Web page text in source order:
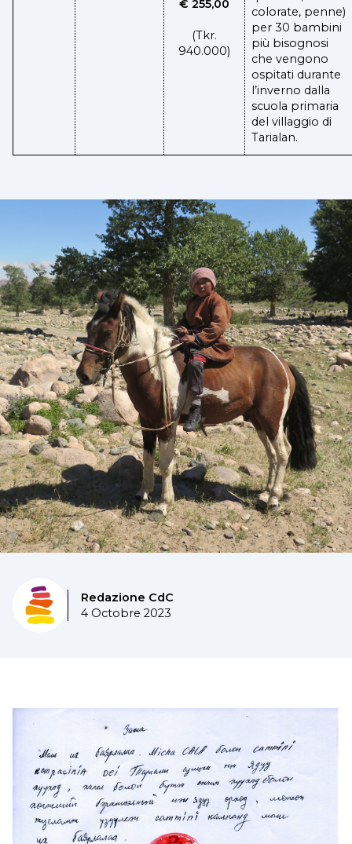
€ 255,00
(Tkr.
940.000)
colorate, penne)
per 30 bambini
più bisognosi
che vengono
ospitati durante
l’inverno dalla
scuola primaria
del villaggio di
Tarialan.
Redazione CdC
4 Octobre 2023